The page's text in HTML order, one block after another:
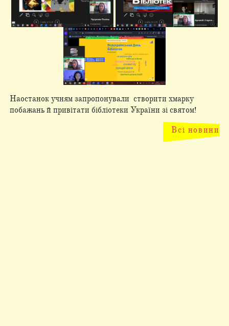
Наостанок учням запропонували створити хмарку
побажань й привітати бібліотеки України зі святом!
Всі новини